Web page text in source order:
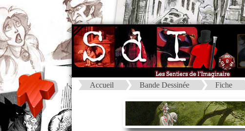
Accueil Bande Dessinée Fiche